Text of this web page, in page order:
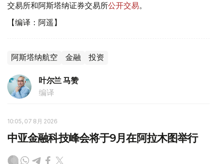
交易所和阿斯塔纳证券交易所公开交易。
【编译：阿遥】
阿斯塔纳航空 金融 投资
叶尔兰 马赞
编译
10:05, 07 8月 2026
中亚金融科技峰会将于9月在阿拉木图举行